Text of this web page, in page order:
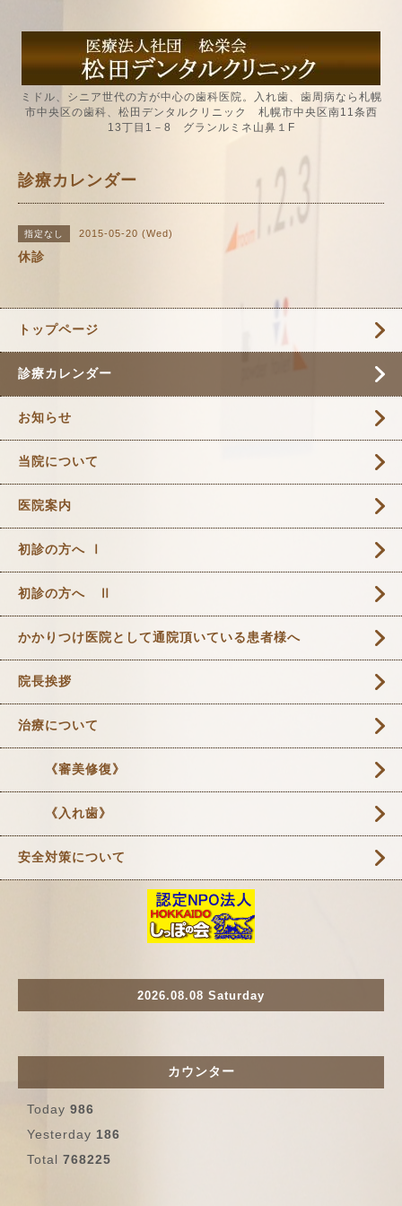
ミドル、シニア世代の方が中心の歯科医院。入れ歯、歯周病なら札幌
市中央区の歯科、松田デンタルクリニック 札幌市中央区南11条西
13丁目1－8 グランルミネ山鼻１F
診療カレンダー
指定なし 2015-05-20 (Wed)
休診
トップページ
診療カレンダー
お知らせ
当院について
医院案内
初診の方へ Ⅰ
初診の方へ Ⅱ
かかりつけ医院として通院頂いている患者様へ
院長挨拶
治療について
《審美修復》
《入れ歯》
安全対策について
2026.08.08 Saturday
カウンター
Today 986
Yesterday 186
Total 768225